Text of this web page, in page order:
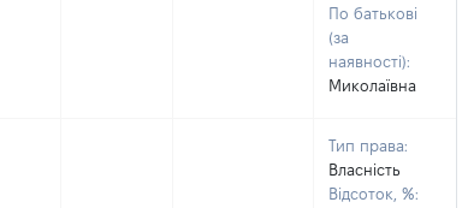
По батькові
(за
наявності):
Миколаївна
Тип права:
Власність
Відсоток, %: